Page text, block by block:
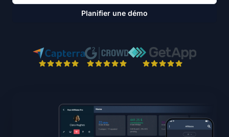
Planifier une démo